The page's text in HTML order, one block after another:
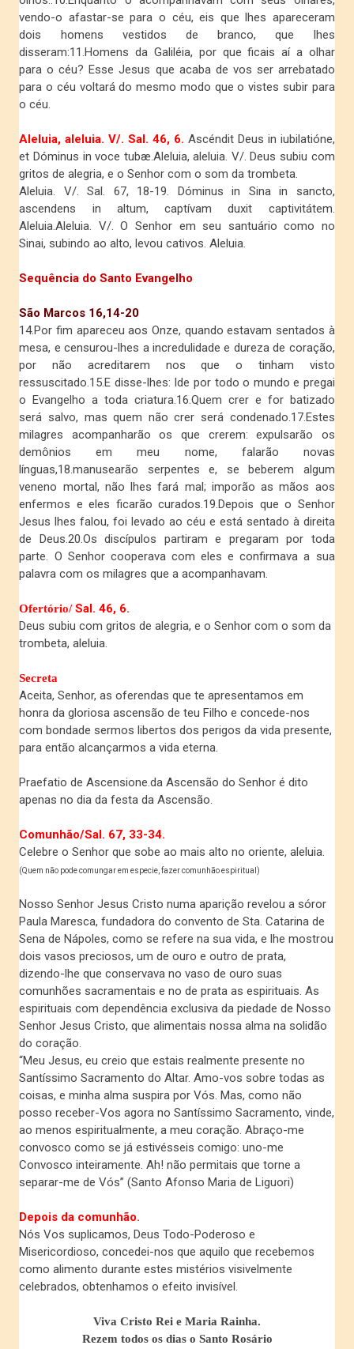
vendo-o afastar-se para o céu, eis que lhes apareceram
dois homens vestidos de branco, que lhes
disseram:11.Homens da Galiléia, por que ficais aí a olhar
para o céu? Esse Jesus que acaba de vos ser arrebatado
para o céu voltará do mesmo modo que o vistes subir para
o céu.
Aleluia, aleluia. V/. Sal. 46, 6. Ascéndit Deus in iubilatióne,
et Dóminus in voce tubæ.Aleluia, aleluia. V/. Deus subiu com
gritos de alegria, e o Senhor com o som da trombeta.
Aleluia. V/. Sal. 67, 18-19. Dóminus in Sina in sancto,
ascendens in altum, captívam duxit captivitátem.
Aleluia.Aleluia. V/. O Senhor em seu santuário como no
Sinai, subindo ao alto, levou cativos. Aleluia.
Sequência do Santo Evangelho
São Marcos 16,14-20
14.Por fim apareceu aos Onze, quando estavam sentados à
mesa, e censurou-lhes a incredulidade e dureza de coração,
por não acreditarem nos que o tinham visto
ressuscitado.15.E disse-lhes: Ide por todo o mundo e pregai
o Evangelho a toda criatura.16.Quem crer e for batizado
será salvo, mas quem não crer será condenado.17.Estes
milagres acompanharão os que crerem: expulsarão os
demônios em meu nome, falarão novas
línguas,18.manusearão serpentes e, se beberem algum
veneno mortal, não lhes fará mal; imporão as mãos aos
enfermos e eles ficarão curados.19.Depois que o Senhor
Jesus lhes falou, foi levado ao céu e está sentado à direita
de Deus.20.Os discípulos partiram e pregaram por toda
parte. O Senhor cooperava com eles e confirmava a sua
palavra com os milagres que a acompanhavam.
Ofertório/Sal. 46, 6.
Deus subiu com gritos de alegria, e o Senhor com o som da
trombeta, aleluia.
Secreta
Aceita, Senhor, as oferendas que te apresentamos em
honra da gloriosa ascensão de teu Filho e concede-nos
com bondade sermos libertos dos perigos da vida presente,
para então alcançarmos a vida eterna.
Praefatio de Ascensione.da Ascensão do Senhor é dito
apenas no dia da festa da Ascensão.
Comunhão/Sal. 67, 33-34.
Celebre o Senhor que sobe ao mais alto no oriente, aleluia.
(Quem não pode comungar em especie, fazer comunhão espiritual)
Nosso Senhor Jesus Cristo numa aparição revelou a sóror
Paula Maresca, fundadora do convento de Sta. Catarina de
Sena de Nápoles, como se refere na sua vida, e lhe mostrou
dois vasos preciosos, um de ouro e outro de prata,
dizendo-lhe que conservava no vaso de ouro suas
comunhões sacramentais e no de prata as espirituais. As
espirituais com dependência exclusiva da piedade de Nosso
Senhor Jesus Cristo, que alimentais nossa alma na solidão
do coração.
“Meu Jesus, eu creio que estais realmente presente no
Santíssimo Sacramento do Altar. Amo-vos sobre todas as
coisas, e minha alma suspira por Vós. Mas, como não
posso receber-Vos agora no Santíssimo Sacramento, vinde,
ao menos espiritualmente, a meu coração. Abraço-me
convosco como se já estivésseis comigo: uno-me
Convosco inteiramente. Ah! não permitais que torne a
separar-me de Vós” (Santo Afonso Maria de Liguori)
Depois da comunhão.
Nós Vos suplicamos, Deus Todo-Poderoso e
Misericordioso, concedei-nos que aquilo que recebemos
como alimento durante estes mistérios visivelmente
celebrados, obtenhamos o efeito invisível.
Viva Cristo Rei e Maria Rainha.
Rezem todos os dias o Santo Rosário